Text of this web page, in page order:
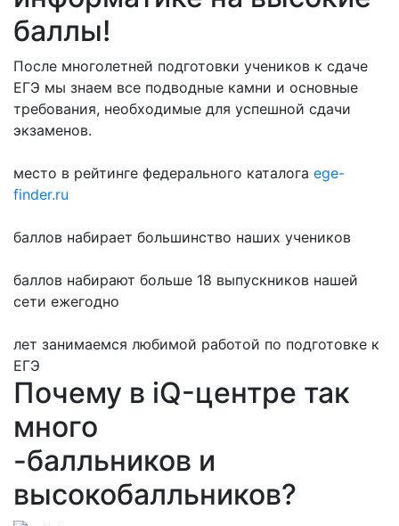
баллы!
После многолетней подготовки учеников к сдаче
ЕГЭ мы знаем все подводные камни и основные
требования, необходимые для успешной сдачи
экзаменов.
место в рейтинге федерального каталога ege-
finder.ru
баллов набирает большинство наших учеников
баллов набирают больше 18 выпускников нашей
сети ежегодно
лет занимаемся любимой работой по подготовке к
ЕГЭ
Почему в iQ-центре так
много
-балльников и
высокобалльников?